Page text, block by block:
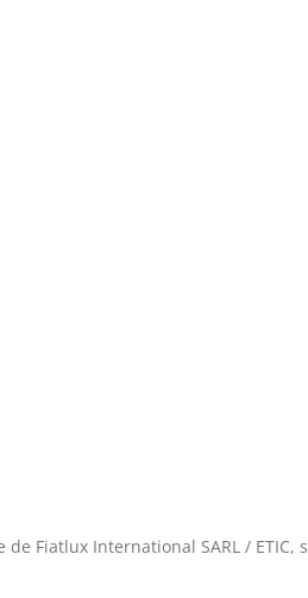
Fiatlux International SARL /